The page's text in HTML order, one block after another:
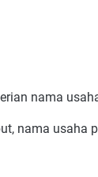
nama
nama